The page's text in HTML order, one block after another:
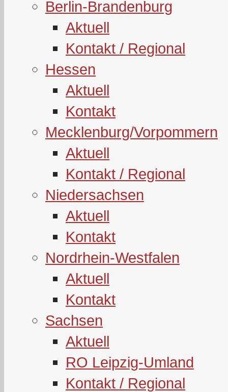
Berlin-Brandenburg
Aktuell
Kontakt / Regional
Hessen
Aktuell
Kontakt
Mecklenburg/Vorpommern
Aktuell
Kontakt / Regional
Niedersachsen
Aktuell
Kontakt
Nordrhein-Westfalen
Aktuell
Kontakt
Sachsen
Aktuell
RO Leipzig-Umland
Kontakt / Regional